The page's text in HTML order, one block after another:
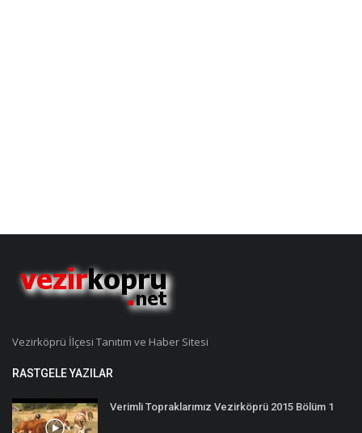
Vezirköprü İlçesi Tanıtım ve Haber Sitesi
RASTGELE YAZILAR
Verimli Topraklarımız Vezirköprü 2015 Bölüm 1